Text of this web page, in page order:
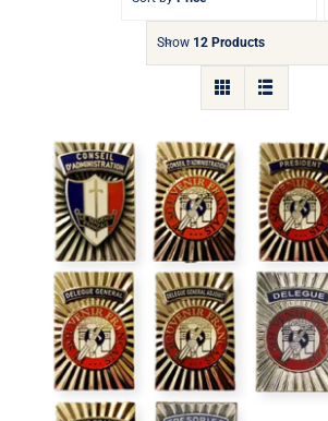
Show 12 Products
Insigne de fonction
Collector